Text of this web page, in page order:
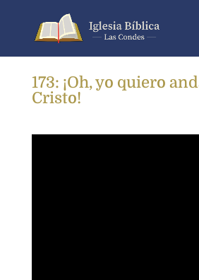
173: ¡Oh, yo quiero
Cristo!